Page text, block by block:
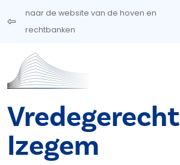
Overslaan en naar de inhoud gaan
naar de website van de hoven en
rechtbanken
Vredegerecht
Izegem